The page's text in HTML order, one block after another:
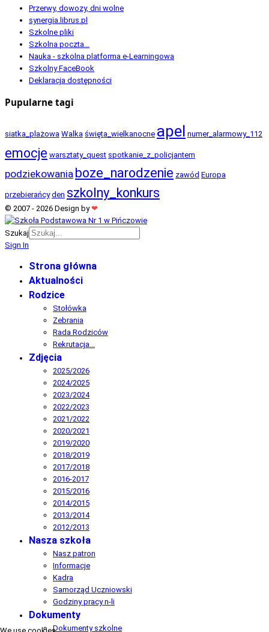
Przerwy, dowozy, dni wolne
synergia.librus.pl
Szkolne pliki
Szkolna poczta...
Nauka - szkolna platforma e-Learningowa
Szkolny FaceBook
Deklaracja dostępności
Pupularne tagi
siatka_plażowa Walka święta_wielkanocne apel numer_alarmowy_112
emocje warsztaty_quest spotkanie_z_policjantem
podziekowania boze_narodzenie zawód Europa
przebierańcy den szkolny_konkurs
© 2007 - 2026 Design by❤
Szukaj
Sign In
Strona główna
Aktualności
Rodzice
Stołówka
Zebrania
Rada Rodziców
Rekrutacja...
Zdjęcia
2025/2026
2024/2025
2023/2024
2022/2023
2021/2022
2020/2021
2019/2020
2018/2019
2017/2018
2016-2017
2015/2016
2014/2015
2013/2014
2012/2013
Nasza szkoła
Nasz patron
Informacje
Kadra
Samorząd Uczniowski
Godziny pracy n-li
Dokumenty
Dokumenty szkolne